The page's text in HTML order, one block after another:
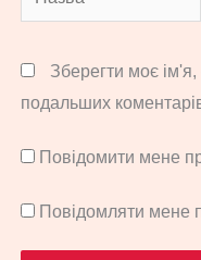
Зберегти моє
подальших
Повідомити мене
Повідомляти мене